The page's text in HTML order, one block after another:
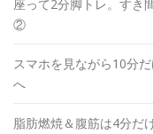
座って2分脚トレ。すき
②
スマホを見ながら10分
へ
脂肪燃焼＆腹筋は4分だ